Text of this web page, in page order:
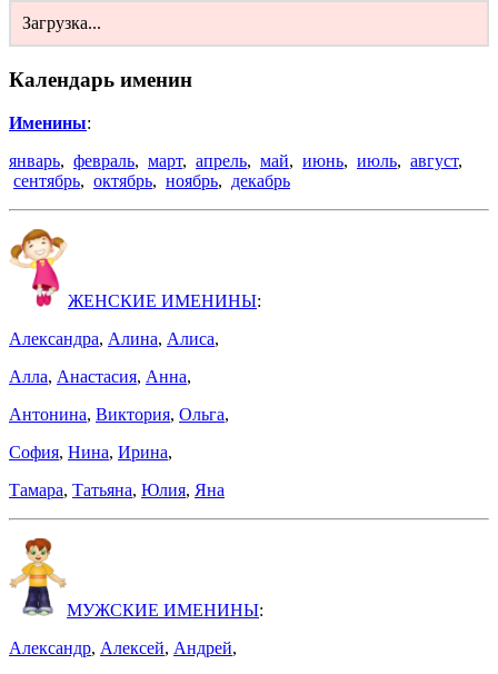
Загрузка...
Календарь именин
Именины:
январь, февраль, март, апрель, май, июнь, июль, август,
сентябрь, октябрь, ноябрь, декабрь
ЖЕНСКИЕ ИМЕНИНЫ:
Александра, Алина, Алиса,
Алла, Анастасия, Анна,
Антонина, Виктория, Ольга,
София, Нина, Ирина,
Тамара, Татьяна, Юлия, Яна
МУЖСКИЕ ИМЕНИНЫ:
Александр, Алексей, Андрей,